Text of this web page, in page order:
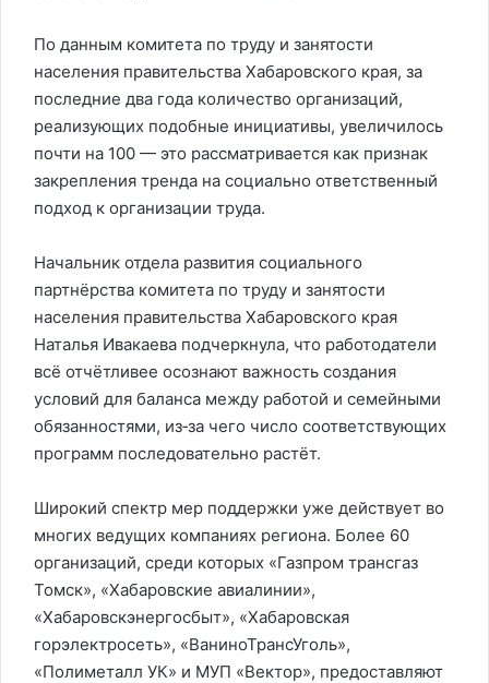
По данным комитета по труду и занятости
населения правительства Хабаровского края, за
последние два года количество организаций,
реализующих подобные инициативы, увеличилось
почти на 100 — это рассматривается как признак
закрепления тренда на социально ответственный
подход к организации труда.
Начальник отдела развития социального
партнёрства комитета по труду и занятости
населения правительства Хабаровского края
Наталья Ивакаева подчеркнула, что работодатели
всё отчётливее осознают важность создания
условий для баланса между работой и семейными
обязанностями, из‑за чего число соответствующих
программ последовательно растёт.
Широкий спектр мер поддержки уже действует во
многих ведущих компаниях региона. Более 60
организаций, среди которых «Газпром трансгаз
Томск», «Хабаровские авиалинии»,
«Хабаровскэнергосбыт», «Хабаровская
горэлектросеть», «ВаниноТрансУголь»,
«Полиметалл УК» и МУП «Вектор», предоставляют